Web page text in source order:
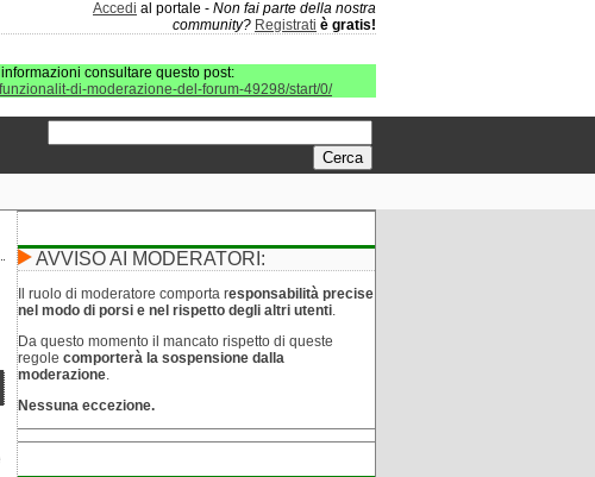
Accedi al portale - Non fai parte della nostra
community? Registrati è gratis!
consultare questo post:
di-moderazione-del-forum-49298/start/0/
AVVISO AI MODERATORI:
Il ruolo di moderatore comporta responsabilità precise
nel modo di porsi e nel rispetto degli altri utenti.
Da questo momento il mancato rispetto di queste
regole comporterà la sospensione dalla
moderazione.
Nessuna eccezione.